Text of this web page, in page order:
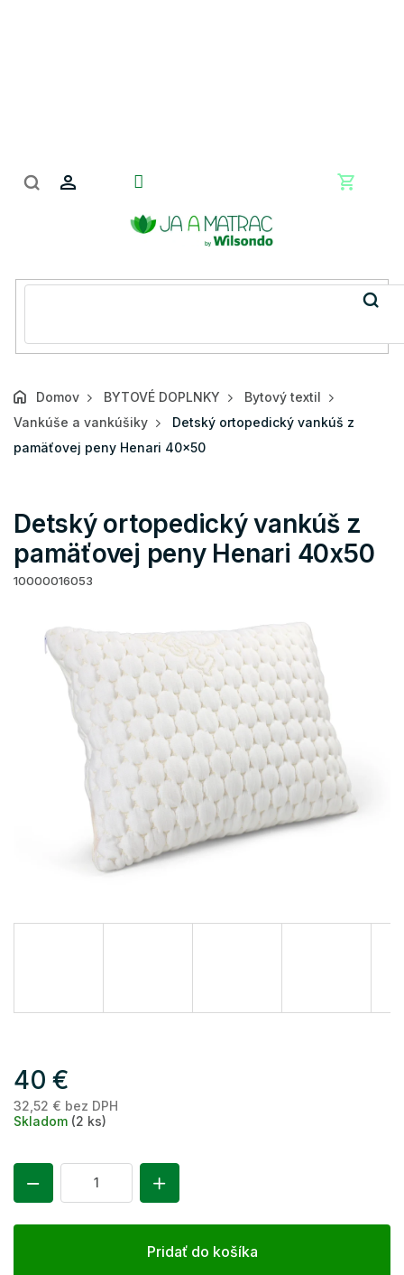
Domov BYTOVÉ DOPLNKY
Bytový textil
Vankúše a vankúšiky
Detský ortopedický vankúš z
pamäťovej peny Henari 40x50
Detský ortopedický vankúš z
pamäťovej peny Henari 40x50
10000016053
40 €
32,52 € bez DPH
Skladom (2 ks)
Pridať do košíka